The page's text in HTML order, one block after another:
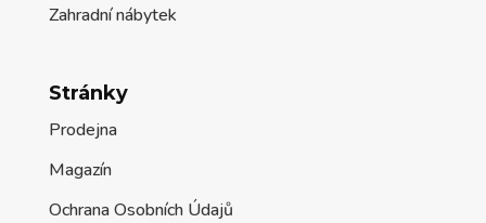
Zahradní nábytek
Stránky
Prodejna
Magazín
Ochrana Osobních Údajů